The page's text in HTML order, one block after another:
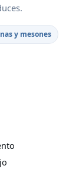
y mesones